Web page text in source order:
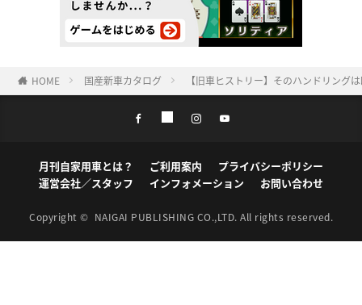
HOME 国産新車カタログ 【旧車ヒストリー】そのハンドリング
月刊自家用車とは？ ご利用案内
プライバシーポリシー
運営会社／スタッフ
インフォメーション お問い合わせ
Copyright © NAIGAI PUBLISHING CO.,LTD. All rights reserved.